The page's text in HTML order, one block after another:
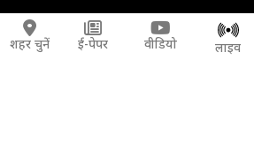
शहर चुनें ई-पेपर वीडियो लाइव